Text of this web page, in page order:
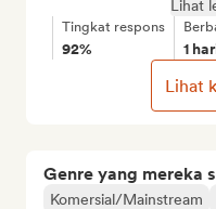
Genre yang mereka
Komersial/Mainstream
Lihat
Tingkat respons
92% 1
Lihat